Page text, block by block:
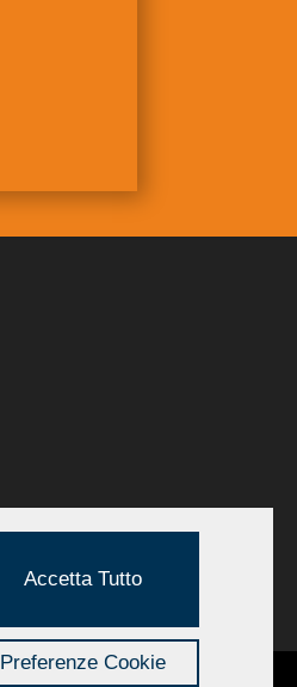
Accetta Tutto
Preferenze Cookie